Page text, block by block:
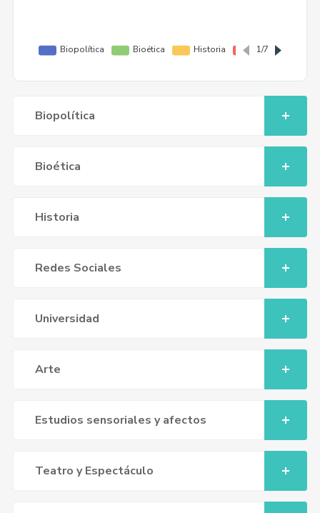
Biopolítica
Bioética
Historia
Redes Sociales
Universidad
Arte
Estudios sensoriales y afectos
Teatro y Espectáculo